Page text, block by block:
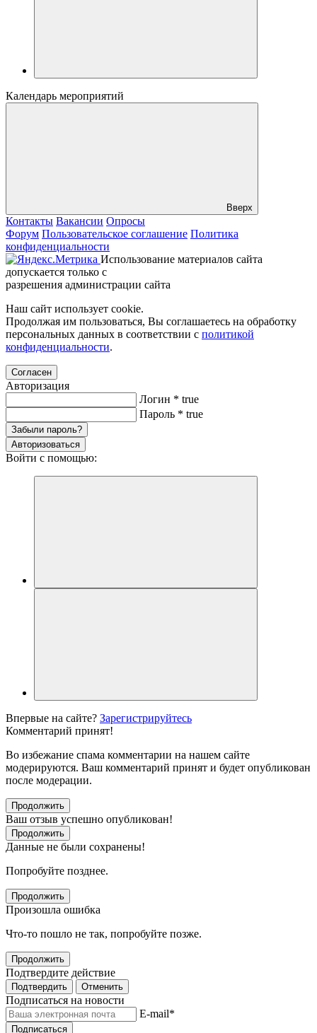
Календарь мероприятий
Вверх
Контакты Вакансии Опросы
Форум Пользовательское соглашение Политика
конфиденциальности
Использование материалов сайта
допускается только с
разрешения администрации сайта
Наш сайт использует cookie.
Продолжая им пользоваться, Вы соглашаетесь на обработку
персональных данных в соответствии с политикой
конфиденциальности.
Согласен
Авторизация
Логин * true
Пароль * true
Забыли пароль?
Авторизоваться
Войти с помощью:
Впервые на сайте? Зарегистрируйтесь
Комментарий принят!
Во избежание спама комментарии на нашем сайте
модерируются. Ваш комментарий принят и будет опубликован
после модерации.
Продолжить
Ваш отзыв успешно опубликован!
Продолжить
Данные не были сохранены!
Попробуйте позднее.
Продолжить
Произошла ошибка
Что-то пошло не так, попробуйте позже.
Продолжить
Подтвердите действие
Подтвердить Отменить
Подписаться на новости
E-mail*
Подписаться